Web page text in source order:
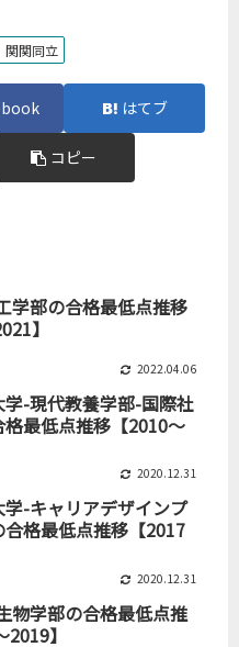
関関同立
はてブ
コピー
学部の合格最低点推移
】
2022.04.06
学-現代教養学部-国際社
格最低点推移【2010～
2020.12.31
学-キャリアデザインプ
合格最低点推移【2017
2020.12.31
物学部の合格最低点推
】